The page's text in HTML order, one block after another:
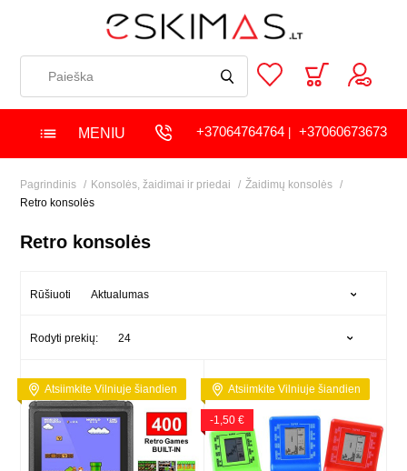
MENIU +37064764764| +37060673673
Pagrindinis Konsolės, žaidimai ir priedai
Žaidimų konsolės
Retro konsolės
Retro konsolės
Rūšiuoti Aktualumas
Rodyti prekių: 24
Atsiimkite Vilniuje šiandien Atsiimkite Vilniuje šiandien
-1,50 €